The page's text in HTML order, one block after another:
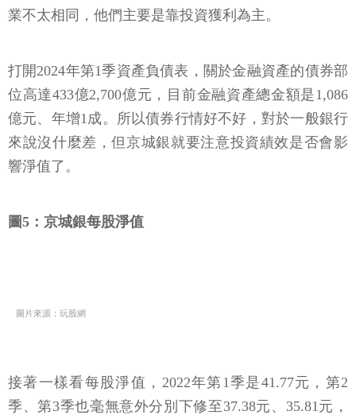
業不太相同，他們主要是靠投資獲利為主。
打開2024年第1季資產負債表，關於金融資產的債券部
位高達433億2,700億元，目前金融資產總金額是1,086
億元、年增1成。所以債券行情好不好，對於一般銀行
來說沒什麼差，但京城銀就要注意投資績效是否會影
響淨值了。
圖5：京城銀每股淨值
圖片來源：玩股網
接著一樣看每股淨值，2022年第1季是41.77元，第2
季、第3季也毫無意外分別下修至37.38元、35.81元，